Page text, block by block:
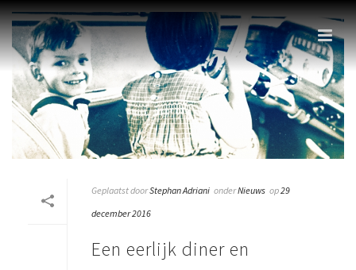
Geplaatst doorStephan Adriani onderNieuws op29
december 2016
Een eerlijk diner en